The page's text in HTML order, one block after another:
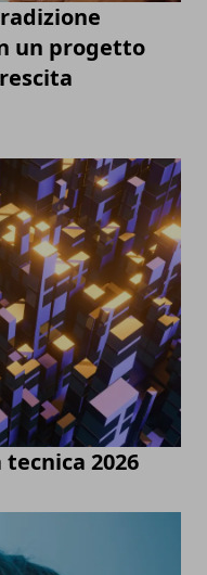
un progetto
2026